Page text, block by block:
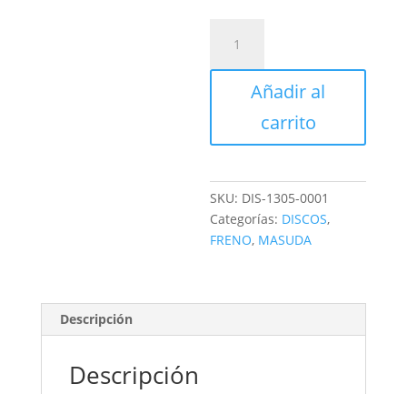
FRENO
DELANTEROAñadir al
carrito
SKU: DIS-1305-0001
Categorías: DISCOS,
FRENO, MASUDA
Descripción
Descripción